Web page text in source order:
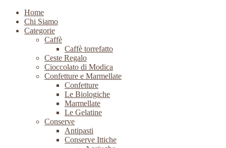
Home
Chi Siamo
Categorie
Caffè
Caffè torrefatto
Ceste Regalo
Cioccolato di Modica
Confetture e Marmellate
Confetture
Le Biologiche
Marmellate
Le Gelatine
Conserve
Antipasti
Conserve Ittiche